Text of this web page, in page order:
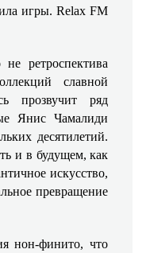
игры. Relax FM
ретроспектива
славной
прозвучит ряд
Янис Чамалиди
десятилетий.
и в будущем, как
искусство,
превращение
нон-финито, что